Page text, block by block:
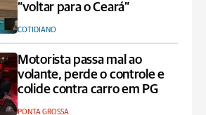
“voltar para o Ceará”
COTIDIANO
Motorista passa mal ao
volante, perde o controle e
colide contra carro em PG
PONTA GROSSA